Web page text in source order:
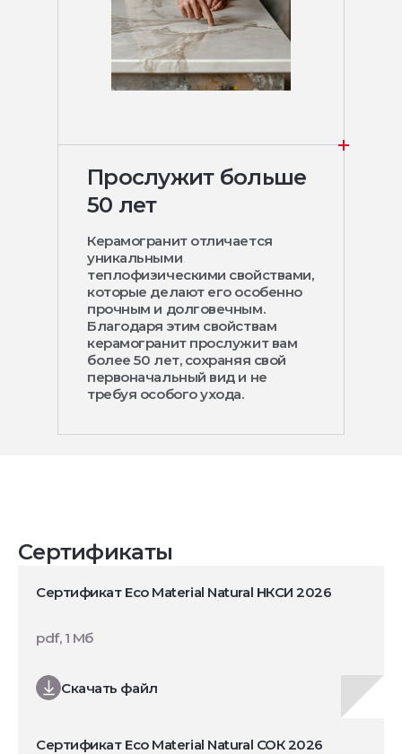
Прослужит больше
50 лет
Керамогранит отличается
уникальными
теплофизическими свойствами,
которые делают его особенно
прочным и долговечным.
Благодаря этим свойствам
керамогранит прослужит вам
более 50 лет, сохраняя свой
первоначальный вид и не
требуя особого ухода.
Сертификаты
Сертификат Eco Material Natural НКСИ 2026
Скачать файл
pdf, 1 Мб
Сертификат Eco Material Natural СОК 2026